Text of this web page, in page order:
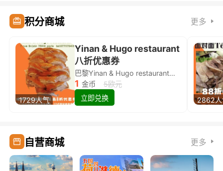
积分商城 更多
1729人气
Yinan & Hugo restaurant
八折优惠券
巴黎Yinan & Hugo restaurant除简餐类全场8折
1 金币
5欧元
立即兑换
2862
自营商城 更多